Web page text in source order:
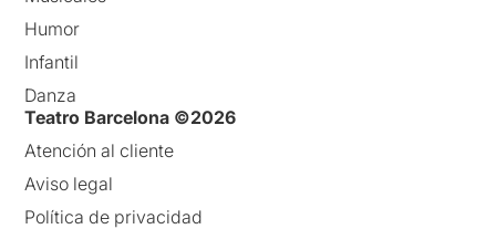
Humor
Infantil
Danza
Teatro Barcelona ©2026
Atención al cliente
Aviso legal
Política de privacidad